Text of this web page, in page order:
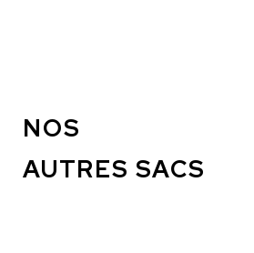
NOS
AUTRES SACS